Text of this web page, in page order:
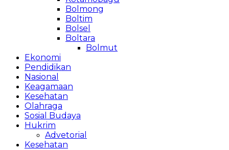
Bolmong
Boltim
Bolsel
Boltara
Bolmut
Ekonomi
Pendidikan
Nasional
Keagamaan
Kesehatan
Olahraga
Sosial Budaya
Hukrim
Advetorial
Kesehatan